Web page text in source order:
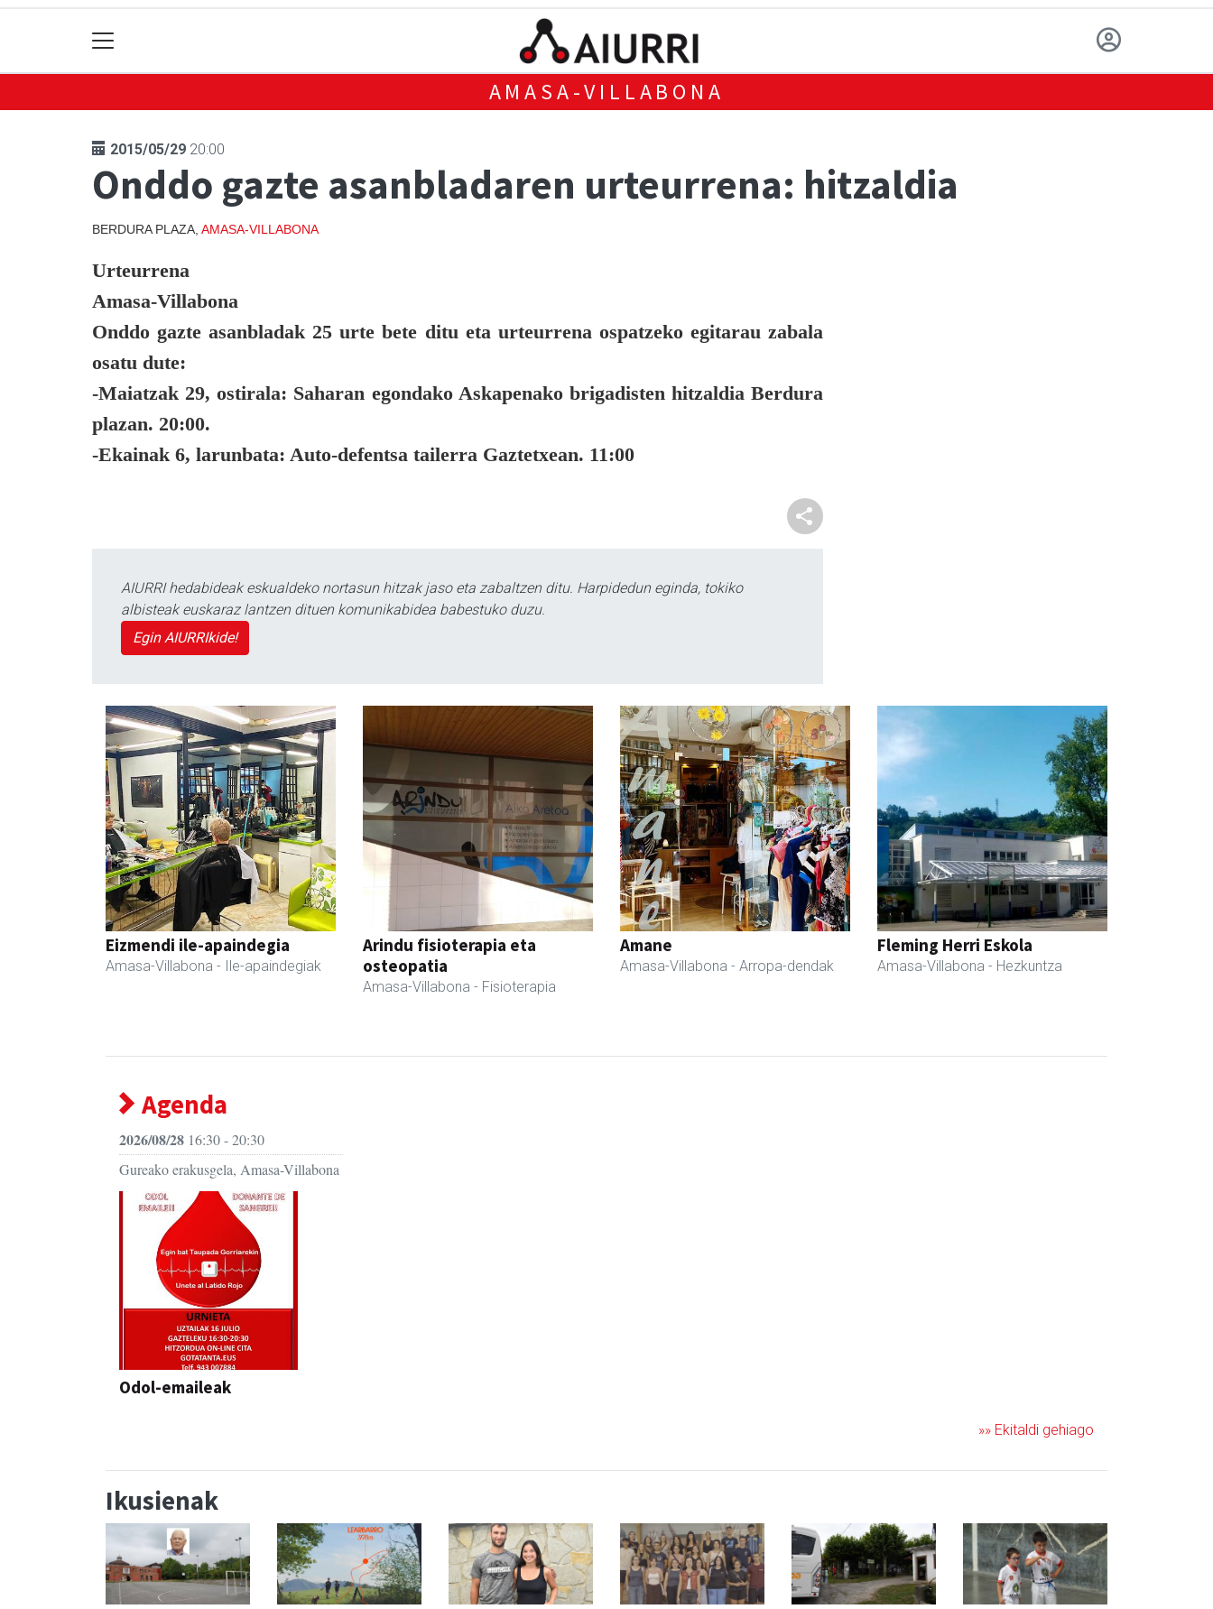
AMASA-VILLABONA
2015/05/29 20:00
Onddo gazte asanbladaren urteurrena: hitzaldia
BERDURA PLAZA, AMASA-VILLABONA
Urteurrena
Amasa-Villabona
Onddo gazte asanbladak 25 urte bete ditu eta urteurrena ospatzeko egitarau zabala
osatu dute:
-Maiatzak 29, ostirala: Saharan egondako Askapenako brigadisten hitzaldia Berdura
plazan. 20:00.
-Ekainak 6, larunbata: Auto-defentsa tailerra Gaztetxean. 11:00
AIURRI hedabideak eskualdeko nortasun hitzak jaso eta zabaltzen ditu. Harpidedun eginda, tokiko
albisteak euskaraz lantzen dituen komunikabidea babestuko duzu.
Egin AIURRIkide!
Eizmendi ile-apaindegia
Amasa-Villabona - Ile-apaindegiak
Arindu fisioterapia eta
osteopatia
Amasa-Villabona - Fisioterapia
Amane
Amasa-Villabona - Arropa-dendak
Fleming Herri Eskola
Amasa-Villabona - Hezkuntza
Agenda
2026/08/28 16:30 - 20:30
Gureako erakusgela, Amasa-Villabona
Odol-emaileak
»» Ekitaldi gehiago
Ikusienak